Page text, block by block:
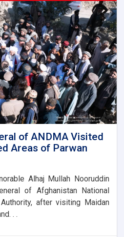
of ANDMA Visited
Areas of Parwan
Alhaj Mullah Nooruddin
of Afghanistan National
after visiting Maidan
. .